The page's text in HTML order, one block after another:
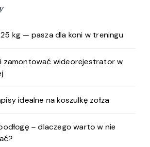
kg — pasza dla koni w treningu
zamontować wideorejestrator w
idealne na koszulkę zołza
– dlaczego warto w nie